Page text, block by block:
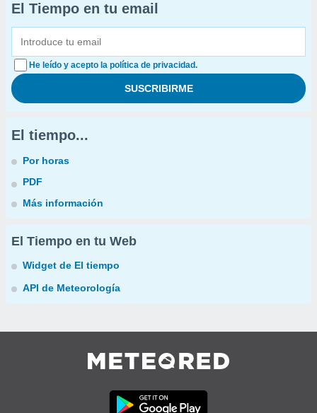
El Tiempo en tu email
He leído y acepto la política de privacidad.
El tiempo...
Por horas
PDF
Más información
El Tiempo en tu Web
Widget de El tiempo
API de Meteorología